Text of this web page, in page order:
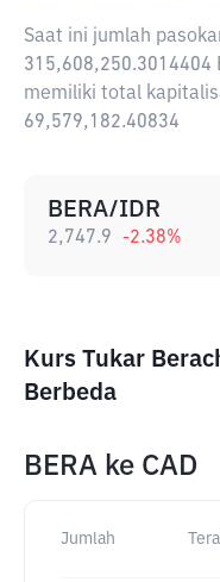
Saat ini jumlah
315,608,250.3014404
memiliki total
69,579,182.40834
BERA/IDR
2,747.9 -2.38%
Kurs Tukar
Berbeda
BERA ke CAD
Jumlah